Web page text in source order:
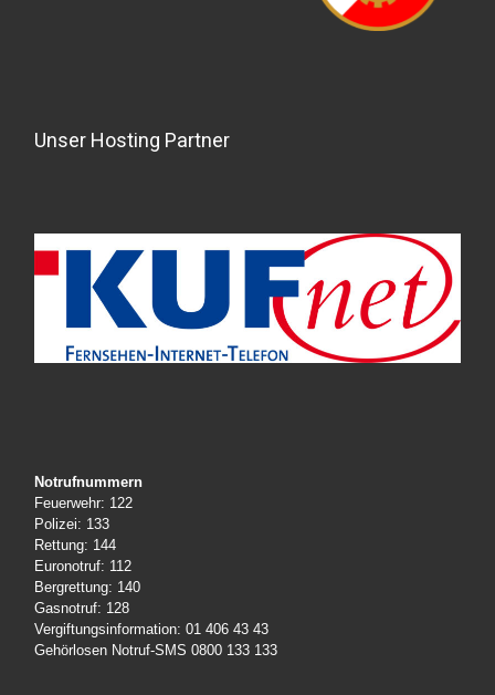
Unser Hosting Partner
Notrufnummern
Feuerwehr: 122
Polizei: 133
Rettung: 144
Euronotruf: 112
Bergrettung: 140
Gasnotruf: 128
Vergiftungsinformation: 01 406 43 43
Gehörlosen Notruf-SMS 0800 133 133